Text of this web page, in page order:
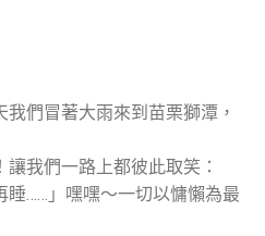
們冒著大雨來到苗栗獅潭，
我們一路上都彼此取笑：
睡……」嘿嘿～一切以慵懶為最